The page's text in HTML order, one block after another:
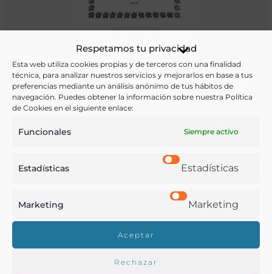
Respetamos tu privacidad
Esta web utiliza cookies propias y de terceros con una finalidad
técnica, para analizar nuestros servicios y mejorarlos en base a tus
preferencias mediante un análisis anónimo de tus hábitos de
navegación. Puedes obtener la información sobre nuestra Política
de Cookies en el siguiente enlace:
Funcionales Siempre activo
Estadísticas Estadísticas
Marketing Marketing
Aceptar
Rechazar
La enfermedad del cacao : conferencia leída ante los
asociación de agricultores del Ecuador, el 9 de agosto de
1916
Martínez, Augusto
Guayaquil - 1916